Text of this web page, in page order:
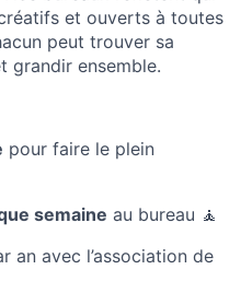
et ouverts à toutes
peut trouver sa
grandir ensemble.
pour faire le plein
semaine au bureau 🧘
an avec l’association de